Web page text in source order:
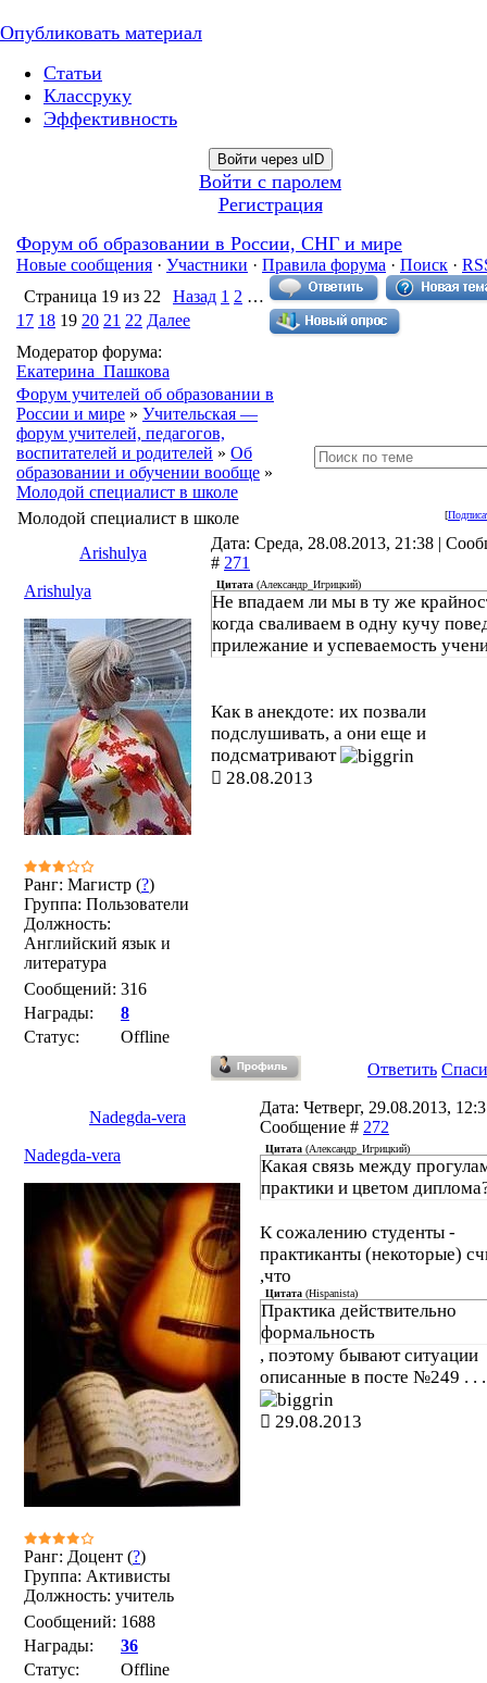
Опубликовать материал
Статьи
Классруку
Эффективность
Войти через uID
Войти с паролем
Регистрация
Форум об образовании в России, СНГ и мире
Новые сообщения · Участники · Правила форума · Поиск ·
Страница 19 из 22 Назад 1 2 …
17 18 19 20 21 22 Далее
Модератор форума:
Екатерина_Пашкова
Форум учителей об образовании в
России и мире » Учительская —
форум учителей, педагогов,
воспитателей и родителей » Об
образовании и обучении вообще »
Молодой специалист в школе
[
Молодой специалист в школе
Arishulya
Дата: Среда, 28.08.2013, 21:38 |
# 271
Arishulya
Ранг: Магистр (?)
Группа: Пользователи
Должность:
Английский язык и
литература
Сообщений: 316
Награды:
8
Статус:
Offline
Цитата (Александр_Игрицкий)
Не впадаем ли мы в ту же
когда сваливаем в одну кучу
прилежание и успеваемость
Как в анекдоте: их позвали
подслушивать, а они еще и
подсматривают
28.08.2013
Ответить
Nadegda-vera
Дата: Четверг, 29.08.2013,
Сообщение # 272
Nadegda-vera
Ранг: Доцент (?)
Группа: Активисты
Должность: учитель
Сообщений: 1688
Награды:
36
Статус:
Offline
Цитата (Александр_Игрицкий)
Какая связь между
практики и цветом
К сожалению студенты -
практиканты (некоторые)
,что
Цитата (Hispanista)
Практика действительно
формальность
, поэтому бывают ситуации
описанные в посте №249 . . .
29.08.2013